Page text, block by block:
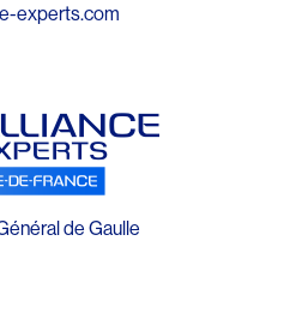
experts.com
de Gaulle